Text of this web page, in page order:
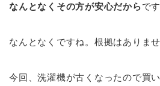
なんとなくその方が安心だからです
なんとなくですね。根拠はありませ
今回、洗濯機が古くなったので買